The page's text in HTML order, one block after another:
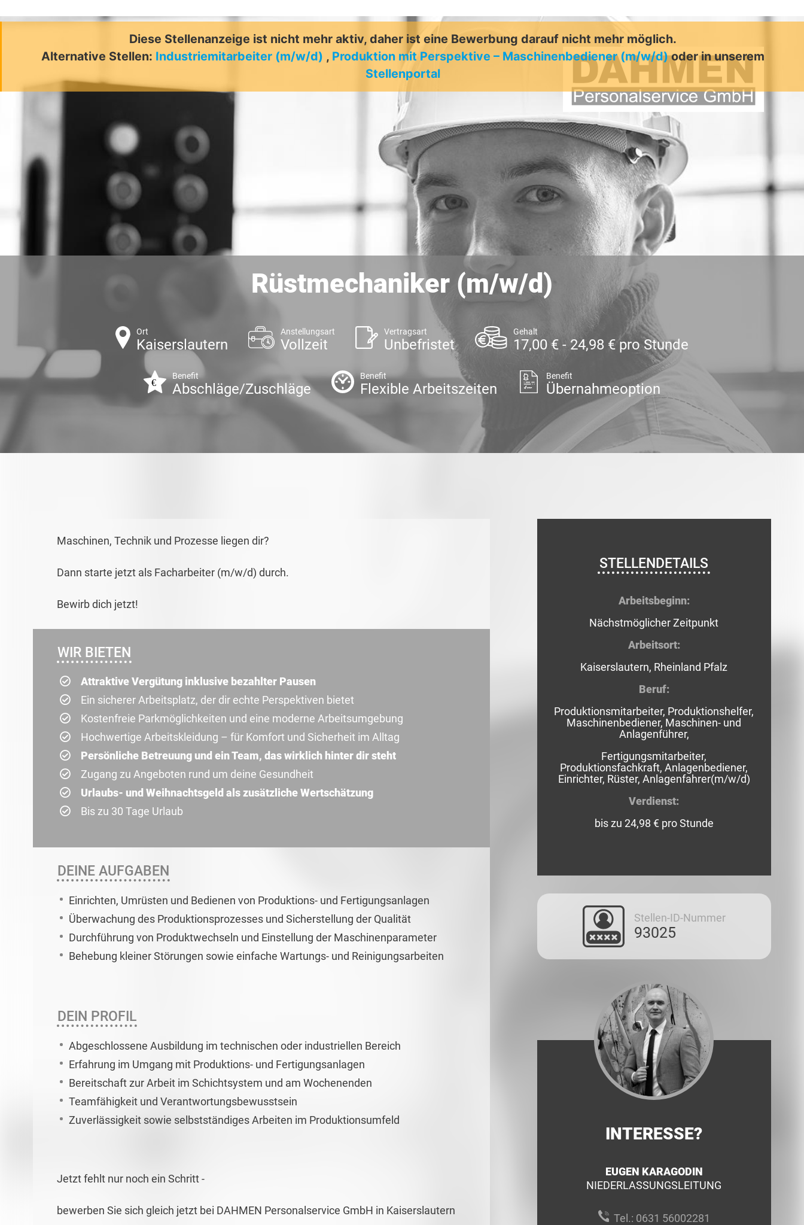
Diese Stellenanzeige ist nicht mehr aktiv, daher ist eine Bewerbung darauf nicht mehr möglich.
Alternative Stellen: Industriemitarbeiter (m/w/d) , Produktion mit Perspektive – Maschinenbediener (m/w/d) oder in unserem
Stellenportal
Rüstmechaniker (m/w/d)
Ort
Kaiserslautern
Anstellungsart
Vollzeit
Vertragsart
Unbefristet
Gehalt
17,00 € - 24,98 € pro Stunde
Benefit
Abschläge/Zuschläge
Benefit
Flexible Arbeitszeiten
Benefit
Übernahmeoption
Maschinen, Technik und Prozesse liegen dir?
Dann starte jetzt als Facharbeiter (m/w/d) durch.
Bewirb dich jetzt!
WIR BIETEN
Attraktive Vergütung inklusive bezahlter Pausen
Ein sicherer Arbeitsplatz, der dir echte Perspektiven bietet
Kostenfreie Parkmöglichkeiten und eine moderne Arbeitsumgebung
Hochwertige Arbeitskleidung – für Komfort und Sicherheit im Alltag
Persönliche Betreuung und ein Team, das wirklich hinter dir steht
Zugang zu Angeboten rund um deine Gesundheit
Urlaubs- und Weihnachtsgeld als zusätzliche Wertschätzung
Bis zu 30 Tage Urlaub
DEINE AUFGABEN
Einrichten, Umrüsten und Bedienen von Produktions- und Fertigungsanlagen
Überwachung des Produktionsprozesses und Sicherstellung der Qualität
Durchführung von Produktwechseln und Einstellung der Maschinenparameter
Behebung kleiner Störungen sowie einfache Wartungs- und Reinigungsarbeiten
DEIN PROFIL
Abgeschlossene Ausbildung im technischen oder industriellen Bereich
Erfahrung im Umgang mit Produktions- und Fertigungsanlagen
Bereitschaft zur Arbeit im Schichtsystem und am Wochenenden
Teamfähigkeit und Verantwortungsbewusstsein
Zuverlässigkeit sowie selbstständiges Arbeiten im Produktionsumfeld
Jetzt fehlt nur noch ein Schritt -
bewerben Sie sich gleich jetzt bei DAHMEN Personalservice GmbH in Kaiserslautern
STELLENDETAILS
Arbeitsbeginn:
Nächstmöglicher Zeitpunkt
Arbeitsort:
Kaiserslautern, Rheinland Pfalz
Beruf:
Produktionsmitarbeiter, Produktionshelfer,
Maschinenbediener, Maschinen- und
Anlagenführer,
Fertigungsmitarbeiter,
Produktionsfachkraft,Anlagenbediener,
Einrichter, Rüster, Anlagenfahrer(m/w/d)
Verdienst:
bis zu 24,98 € pro Stunde
Stellen-ID-Nummer
93025
INTERESSE?
EUGEN KARAGODIN
NIEDERLASSUNGSLEITUNG
Tel.: 0631 56002281